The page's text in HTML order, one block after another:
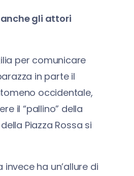
gli attori
per comunicare
in parte il
occidentale,
il “pallino” della
Piazza Rossa si
ha un’allure di